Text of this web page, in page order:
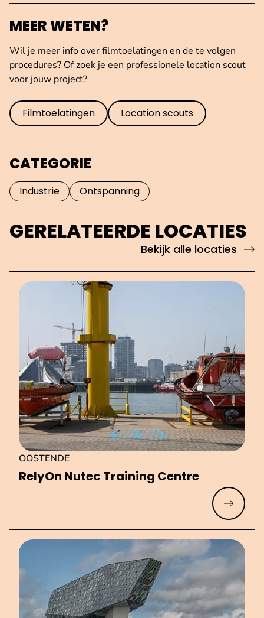
MEER WETEN?
Wil je meer info over filmtoelatingen en de te volgen
procedures? Of zoek je een professionele location scout
voor jouw project?
Filmtoelatingen Location scouts
CATEGORIE
Industrie Ontspanning
GERELATEERDE LOCATIES
Bekijk alle locaties
RelyOn Nutec Training Centre
OOSTENDE
Meer